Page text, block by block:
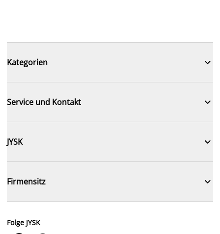
Kategorien 
Service und Kontakt 
JYSK 
Firmensitz 
Folge JYSK